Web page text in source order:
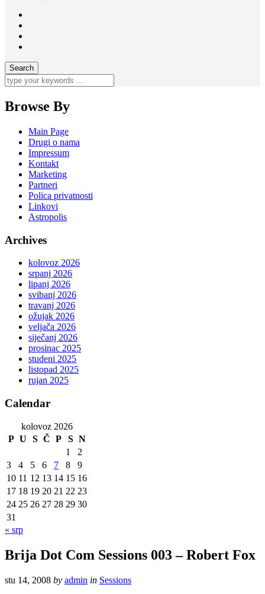
Browse By
Main Page
Drugi o nama
Impressum
Kontakt
Marketing
Partneri
Polica privatnosti
Linkovi
Astropolis
Archives
kolovoz 2026
srpanj 2026
lipanj 2026
svibanj 2026
travanj 2026
ožujak 2026
veljača 2026
siječanj 2026
prosinac 2025
studeni 2025
listopad 2025
rujan 2025
Calendar
kolovoz 2026
P U S Č P S N
1
2
3
4 5 6 7 8
9
10 11 12 13 14 15 16
17 18 19 20 21 22 23
24 25 26 27 28 29 30
31
« srp
Brija Dot Com Sessions 003 – Robert Fox
stu 14, 2008 by admin in Sessions